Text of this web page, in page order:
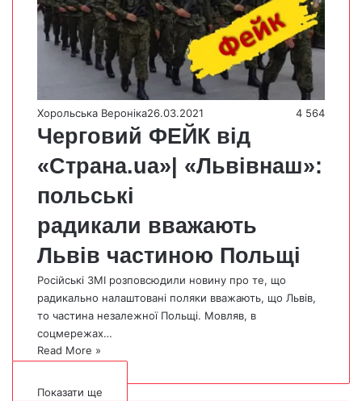
Хорольська Вероніка26.03.2021 4 564
Черговий ФЕЙК від
«Страна.ua»| «Львівнаш»:
польські
радикали вважають
Львів частиною Польщі
Російські ЗМІ розповсюдили новину про те, що
радикально налаштовані поляки вважають, що Львів,
то частина незалежної Польщі. Мовляв, в
соцмережах…
Read More »
Показати ще